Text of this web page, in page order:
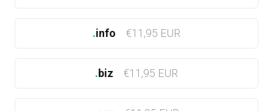
.info €11,95 EUR
.biz €11,95 EUR